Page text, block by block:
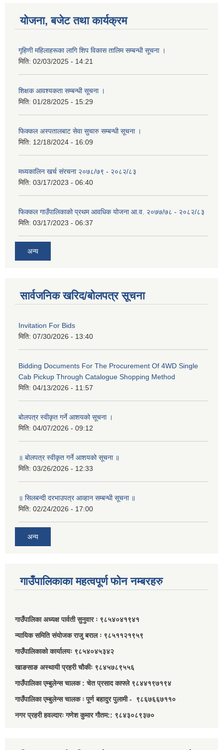
योजना, बजेट तथा कार्यक्रम
गृहिणी महिलाहरूका लागि शिप विकास तालिम सम्बन्धी सूचना ‌।
मिति: 02/03/2025 - 14:21
शिक्षक आवश्यकता सम्बन्धी सूचना ।
मिति: 01/28/2025 - 15:29
फिक्कल अस्पतालबाट सेवा सुचारु सम्बन्धी सूचना ।
मिति: 12/18/2024 - 16:09
मध्यकालिन खर्च संरचना २०७८/७९ - २०८२/८३
मिति: 03/17/2023 - 06:40
फिक्कल गाउँपालिकाको प्रथम आवधिक योजना आ.व. २०७७/७८ - २०८२/८३
मिति: 03/17/2023 - 06:37
अन्य
सार्वजनिक खरिद/बोलपत्र सूचना
Invitation For Bids
मिति: 07/30/2026 - 13:40
Bidding Documents For The Procurement Of 4WD Single
Cab Pickup Through Catalogue Shopping Method
मिति: 04/13/2026 - 11:57
बोलपत्र स्वीकृत गर्ने आशयको सूचना ।
मिति: 04/07/2026 - 09:12
॥ बोलपत्र स्वीकृत गर्ने आशयको सूचना ॥
मिति: 03/26/2026 - 12:33
॥ सिलबन्दी दरभाउपत्र आव्हान सम्बन्धी सूचना ॥
मिति: 02/24/2026 - 17:00
अन्य
गाउँपालिकाका महत्वपूर्ण फोन नम्बरहरु
गाउँपालिका अध्यक्ष पार्वती सुनुवार ः ९८५४०४१९४१
न्यायिक समिति संयोजक राजु बराल ः ९८५११२१९५९
गाउँपालिकाको कार्यालयः ९८५४०४५३४२
खाङसाङ अस्थायी प्रहरी चौकीः ९८४५७८९५५६
गाउँपालिका एम्बुलेन्स चालक : चेत प्रसाद काफ्ले ९८४४१९७१९४
गाउँपालिका एम्बुलेन्स चालक ः पूर्ण बहादुर पुलामी - ९८६७६६७११०
नगर प्रहरी हवल्दारः गणेश कुमार गौतम:: ९८४३०८९३७०